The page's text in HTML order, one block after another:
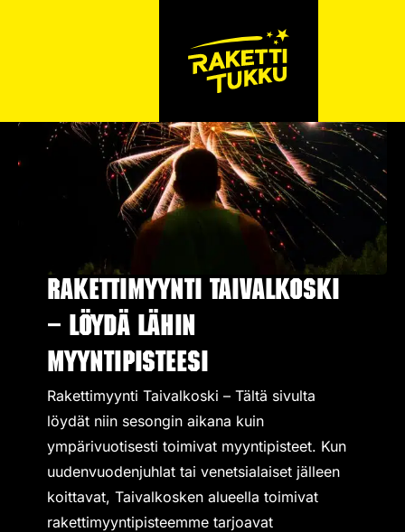
Rakettimyynti Taivalkoski
– Löydä lähin
myyntipisteesi
Rakettimyynti Taivalkoski – Tältä sivulta
löydät niin sesongin aikana kuin
ympärivuotisesti toimivat myyntipisteet. Kun
uudenvuodenjuhlat tai venetsialaiset jälleen
koittavat, Taivalkosken alueella toimivat
rakettimyyntipisteemme tarjoavat